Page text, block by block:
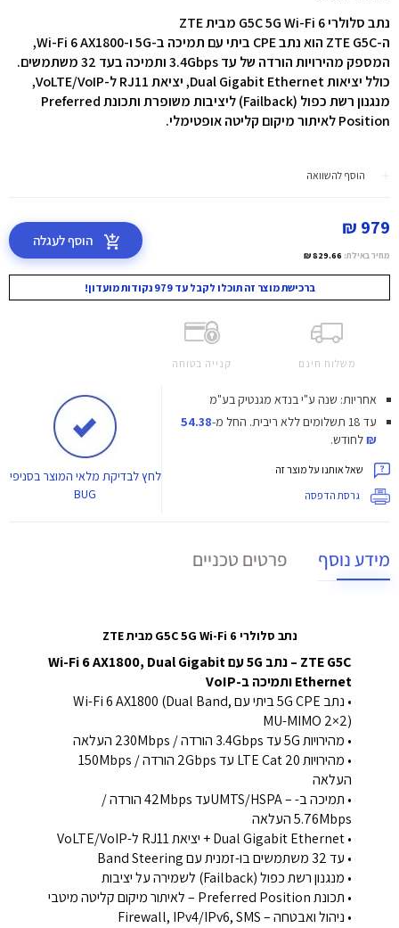
נתב סלולרי G5C 5G Wi-Fi 6 מבית ZTE
ה-ZTE G5C הוא נתב CPE ביתי עם תמיכה ב-5G ו-Wi-Fi 6 AX1800,
המספק מהירויות הורדה של עד ‎3.4Gbps ותמיכה בעד ‎32 משתמשים.
כולל יציאות Dual Gigabit Ethernet, יציאת RJ11 ל-VoLTE/VoIP,
מנגנון רשת כפול (Failback) ליציבות משופרת ותכונת Preferred
Position לאיתור מיקום קליטה אופטימלי.
הוסף להשוואה
979 ₪
מחיר באילת: 829.66 ₪
הוסף לעגלה
ברכישת מוצר זה תוכלו לקבל עד 979 נקודות מועדון!
משלוח חינם קנייה בטוחה
אחריות: שנה ע"י בנדא מגנטיק בע"מ
עד 18 תשלומים ללא ריבית.
החל מ-54.38
₪לחודש.
שאל אותנו על מוצר זה
גרסת הדפסה
לחץלבדיקת מלאי המוצר בסניפי
BUG
מידע נוסף פרטים טכניים
נתב סלולרי G5C 5G Wi-Fi 6 מבית ZTE
ZTE G5C – נתב 5G עם Wi-Fi 6 AX1800, Dual Gigabit
Ethernet ותמיכה ב-VoIP
• נתב 5G CPE ביתי עם Wi-Fi 6 AX1800 (Dual Band,
MU-MIMO 2×2)
• מהירויות 5G עד ‎3.4Gbps הורדה / ‎230Mbps העלאה
• מהירויות LTE Cat 20 עד ‎2Gbps הורדה / ‎150Mbps
העלאה
• תמיכה ב-UMTS/HSPA – ‎עד ‎42Mbps הורדה /
‎5.76Mbps העלאה
• Dual Gigabit Ethernet + יציאת RJ11 ל-VoLTE/VoIP
• עד ‎32 משתמשים בו-זמנית עם Band Steering
• מנגנון רשת כפול (Failback) לשמירה על יציבות
• תכונת Preferred Position – לאיתור מיקום קליטה מיטבי
• ניהול ואבטחה – Firewall, IPv4/IPv6, SMS